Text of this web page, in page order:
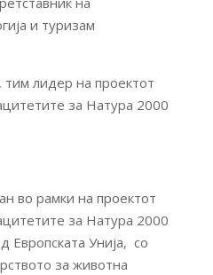
и туризам
лидер на проектот
за Натура 2000
во рамки на проектот
за Натура 2000
Европската Унија, со
за животна